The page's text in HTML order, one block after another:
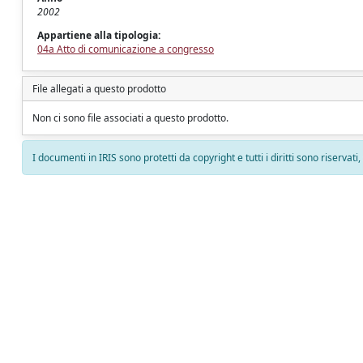
2002
Appartiene alla tipologia:
04a Atto di comunicazione a congresso
File allegati a questo prodotto
Non ci sono file associati a questo prodotto.
I documenti in IRIS sono protetti da copyright e tutti i diritti sono